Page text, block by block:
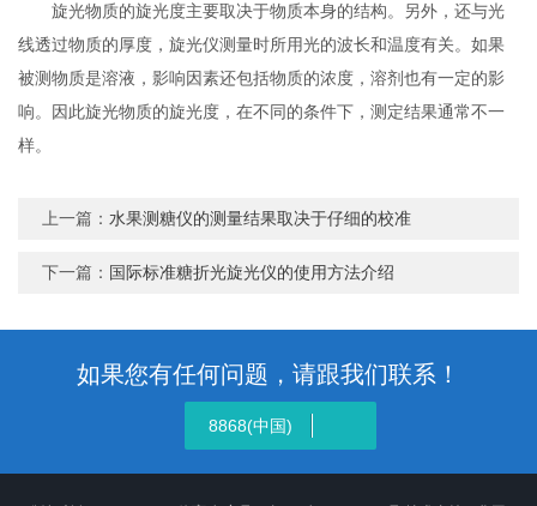
旋光物质的旋光度主要取决于物质本身的结构。另外，还与光
线透过物质的厚度，旋光仪测量时所用光的波长和温度有关。如果
被测物质是溶液，影响因素还包括物质的浓度，溶剂也有一定的影
响。因此旋光物质的旋光度，在不同的条件下，测定结果通常不一
样。
上一篇：水果测糖仪的测量结果取决于仔细的校准
下一篇： 国际标准糖折光旋光仪的使用方法介绍
如果您有任何问题，请跟我们联系！
8868(中国)